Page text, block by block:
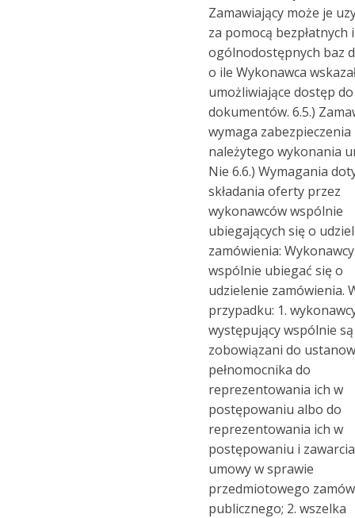
Zamawiający może je
za pomocą bezpłatnych i
ogólnodostępnych baz
o ile Wykonawca
umożliwiające dostęp
dokumentów. 6.5.)
wymaga zabezpieczenia
należytego wykonania
Nie 6.6.) Wymagania
składania oferty przez
wykonawców wspólnie
ubiegających się o
zamówienia:
wspólnie ubiegać się o
udzielenie zamówienia.
przypadku: 1.
występujący wspólnie są
zobowiązani do
pełnomocnika do
reprezentowania ich w
postępowaniu albo do
reprezentowania ich w
postępowaniu i zawarcia
umowy w sprawie
przedmiotowego
publicznego; 2. wszelka